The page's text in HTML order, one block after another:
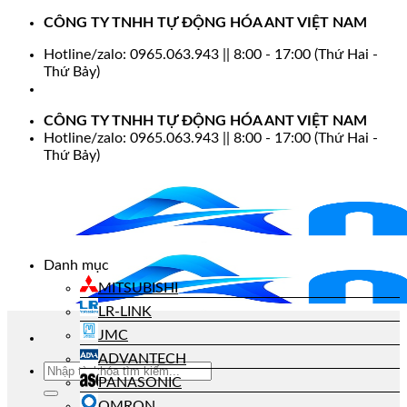
CÔNG TY TNHH TỰ ĐỘNG HÓA ANT VIỆT NAM
Hotline/zalo: 0965.063.943 || 8:00 - 17:00 (Thứ Hai -
Thứ Bảy)
CÔNG TY TNHH TỰ ĐỘNG HÓA ANT VIỆT NAM
Hotline/zalo: 0965.063.943 || 8:00 - 17:00 (Thứ Hai -
Thứ Bảy)
Tìm
kiếm:
Danh mục
MITSUBISHI
LR-LINK
JMC
ADVANTECH
PANASONIC